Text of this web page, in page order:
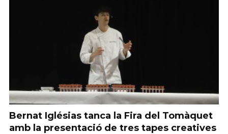
Bernat Iglésias tanca la Fira del Tomàquet
amb la presentació de tres tapes creatives